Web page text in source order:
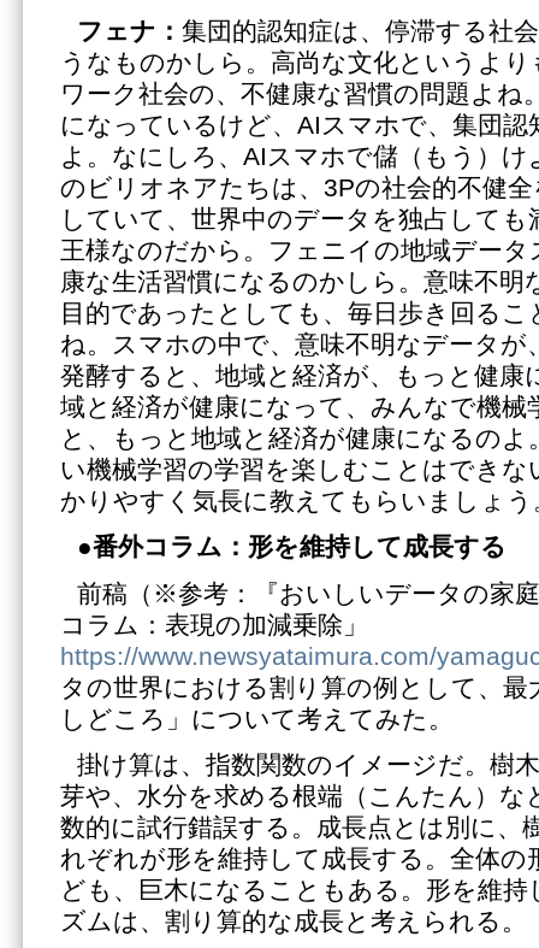
フェナ： 集団的認知症は、停滞する社
うなものかしら。高尚な文化というよ
ワーク社会の、不健康な習慣の問題よね
になっているけど、AIスマホで、集団認
よ。なにしろ、AIスマホで儲（もう）
のビリオネアたちは、3Pの社会的不健
していて、世界中のデータを独占して
王様なのだから。フェニイの地域デー
康な生活習慣になるのかしら。意味不明
目的であったとしても、毎日歩き回るこ
ね。スマホの中で、意味不明なデータ
発酵すると、地域と経済が、もっと健康
域と経済が健康になって、みんなで機械
と、もっと地域と経済が健康になるの
い機械学習の学習を楽しむことはでき
かりやすく気長に教えてもらいましょう
●番外コラム：形を維持して成長する
前稿（※参考：『おいしいデータの家
コラム：表現の加減乗除」
https://www.newsyataimura.com/
タの世界における割り算の例として、最
しどころ」について考えてみた。
掛け算は、指数関数のイメージだ。樹
芽や、水分を求める根端（こんたん）な
数的に試行錯誤する。成長点とは別に、
れぞれが形を維持して成長する。全体の
ども、巨木になることもある。形を維
ズムは、割り算的な成長と考えられる。